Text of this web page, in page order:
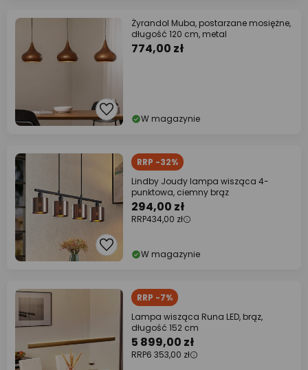
Żyrandol Muba, postarzane mosiężne,
długość 120 cm, metal
774,00 zł
W magazynie
RRP -32%
Lindby Joudy lampa wisząca 4-
punktowa, ciemny brąz
294,00 zł
RRP434,00 zł
W magazynie
RRP -7%
Lampa wisząca Runa LED, brąz,
długość 152 cm
5 899,00 zł
RRP6 353,00 zł